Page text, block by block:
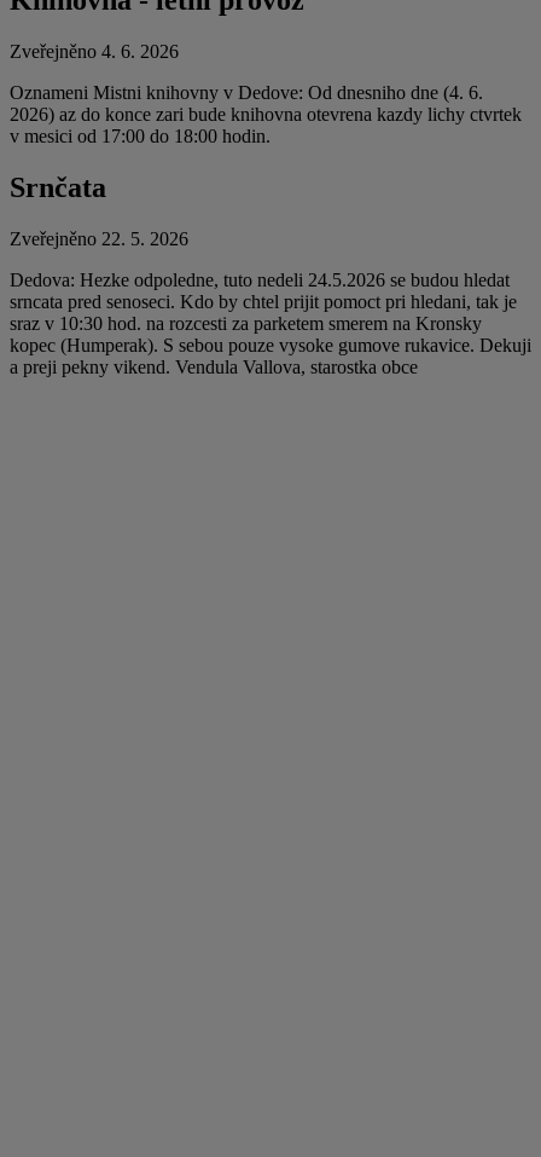
Zveřejněno 4. 6. 2026
Oznameni Mistni knihovny v Dedove: Od dnesniho dne (4. 6.
2026) az do konce zari bude knihovna otevrena kazdy lichy ctvrtek
v mesici od 17:00 do 18:00 hodin.
Srnčata
Zveřejněno 22. 5. 2026
Dedova: Hezke odpoledne, tuto nedeli 24.5.2026 se budou hledat
srncata pred senoseci. Kdo by chtel prijit pomoct pri hledani, tak je
sraz v 10:30 hod. na rozcesti za parketem smerem na Kronsky
kopec (Humperak). S sebou pouze vysoke gumove rukavice. Dekuji
a preji pekny vikend. Vendula Vallova, starostka obce